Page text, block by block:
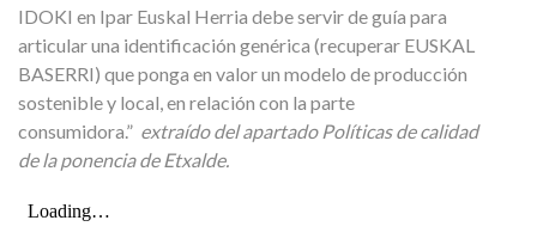
IDOKI en Ipar Euskal Herria debe servir de guía para
articular una identificación genérica (recuperar EUSKAL
BASERRI) que ponga en valor un modelo de producción
sostenible y local, en relación con la parte
consumidora.” extraído del apartado Políticas de calidad
de la ponencia de Etxalde.